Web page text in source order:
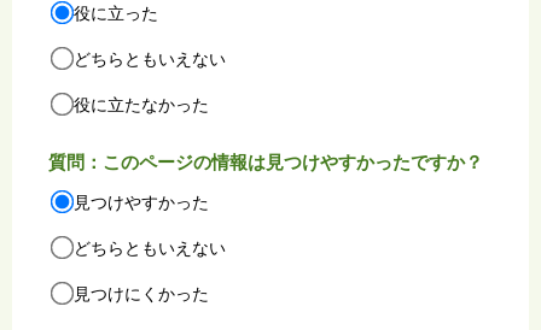
役に立った
どちらともいえない
役に立たなかった
質問：このページの情報は見つけやすかったですか？
見つけやすかった
どちらともいえない
見つけにくかった